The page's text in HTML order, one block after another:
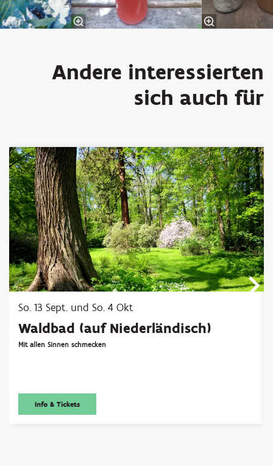
Andere interessierten
sich auch für
Waldbad (auf Niederländisch)
Mit allen Sinnen schmecken
So. 13 Sept. und So. 4 Okt
Info & Tickets